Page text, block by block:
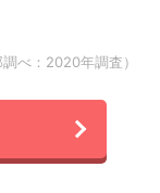
調べ：2020年調査）